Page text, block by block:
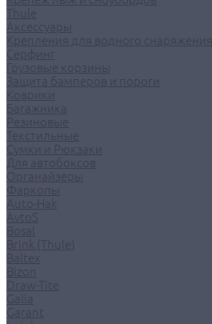
Thule
Аксессуары
Крепления для водного снаряжения
Серфинг
Грузовые корзины
Защита бамперов и пороги
Коврики
Багажника
Резиновые
Текстильные
Сумки и Рюкзаки
Для автобоксов
Органайзеры
Фаркопы
Auto-Hak
AvtoS
Bosal
Brink (Thule)
Baltex
Bizon
Draw-Tite
Galia
Garant